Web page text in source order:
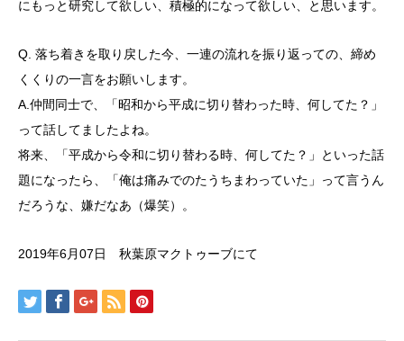
にもっと研究して欲しい、積極的になって欲しい、と思います。
Q. 落ち着きを取り戻した今、一連の流れを振り返っての、締め
くくりの一言をお願いします。
A.仲間同士で、「昭和から平成に切り替わった時、何してた？」
って話してましたよね。
将来、「平成から令和に切り替わる時、何してた？」といった話
題になったら、「俺は痛みでのたうちまわっていた」って言うん
だろうな、嫌だなあ（爆笑）。
2019年6月07日 秋葉原マクトゥーブにて